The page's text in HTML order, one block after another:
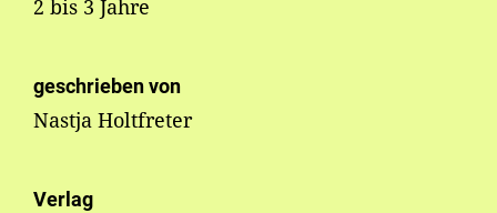
2 bis 3 Jahre
geschrieben von
Nastja Holtfreter
Verlag